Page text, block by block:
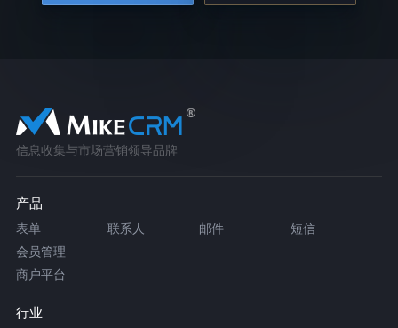
信息收集与市场营销领导品牌
产品
表单 联系人 邮件
短信
会员管理
商户平台
行业